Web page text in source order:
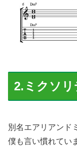
2.ミクソ
別名エアリアンド
僕も言い慣れてい